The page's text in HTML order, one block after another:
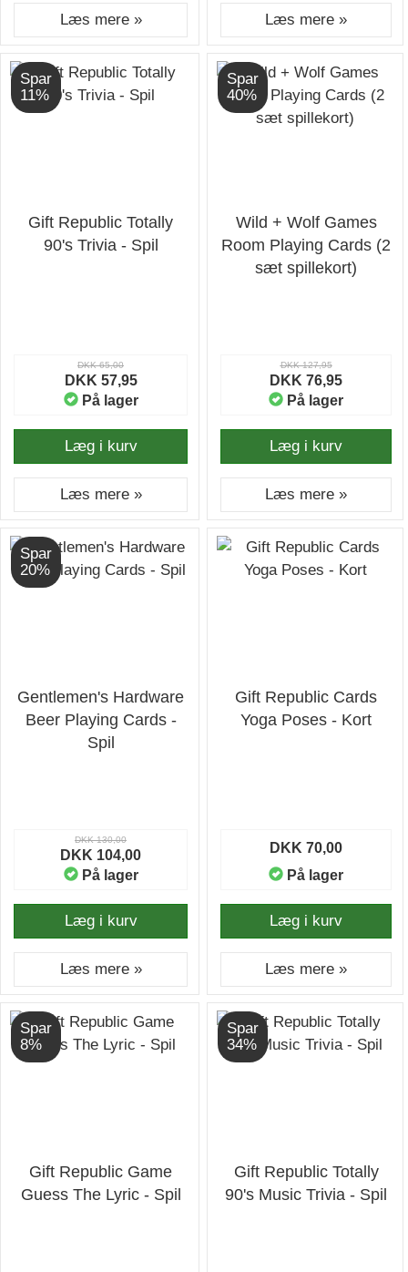
Læs mere » Læs mere »
Spar
11%
Gift Republic Totally
90's Trivia - Spil
DKK 65,00
DKK 57,95
På lager
Læg i kurv
Læs mere »
Spar
40%
Wild + Wolf Games
Room Playing Cards (2
sæt spillekort)
DKK 127,95
DKK 76,95
På lager
Læg i kurv
Læs mere »
Spar
20%
Gentlemen's Hardware
Beer Playing Cards -
Spil
DKK 130,00
DKK 104,00
På lager
Læg i kurv
Læs mere »
Gift Republic Cards
Yoga Poses - Kort
DKK 70,00
På lager
Læg i kurv
Læs mere »
Spar
8%
Gift Republic Game
Guess The Lyric - Spil
Spar
34%
Gift Republic Totally
90's Music Trivia - Spil